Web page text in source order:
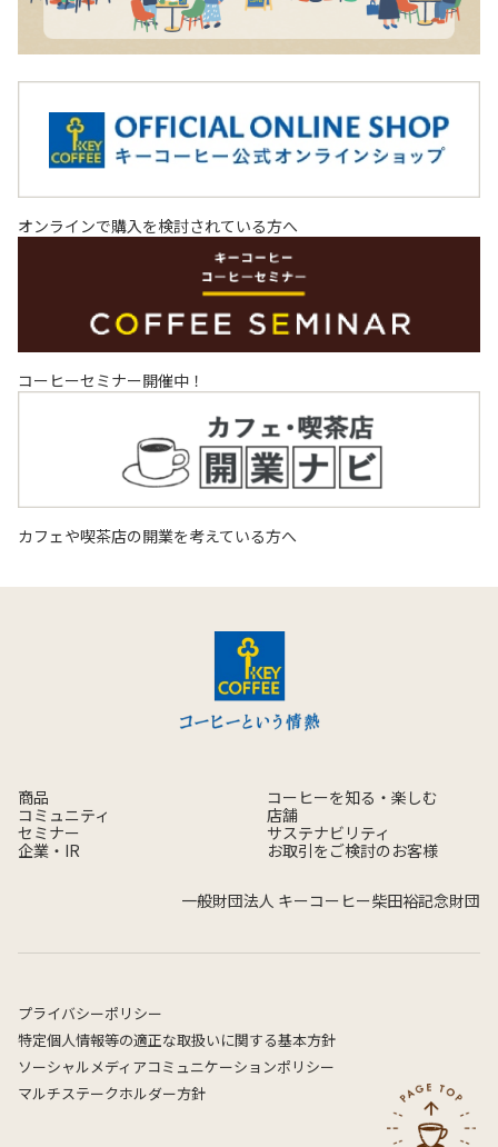
オンラインで購入を検討されている方へ
コーヒーセミナー開催中！
カフェや喫茶店の開業を考えている方へ
商品
コーヒーを知る・楽しむ
コミュニティ
店舗
セミナー
サステナビリティ
企業・IR
お取引をご検討のお客様
一般財団法人 キーコーヒー柴田裕記念財団
プライバシーポリシー
特定個人情報等の適正な取扱いに関する基本方針
ソーシャルメディアコミュニケーションポリシー
マルチステークホルダー方針